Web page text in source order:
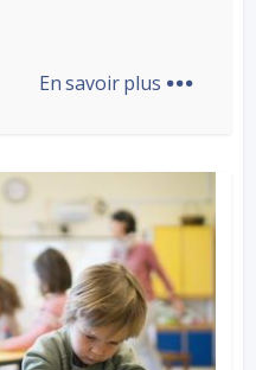
En savoir plus ...